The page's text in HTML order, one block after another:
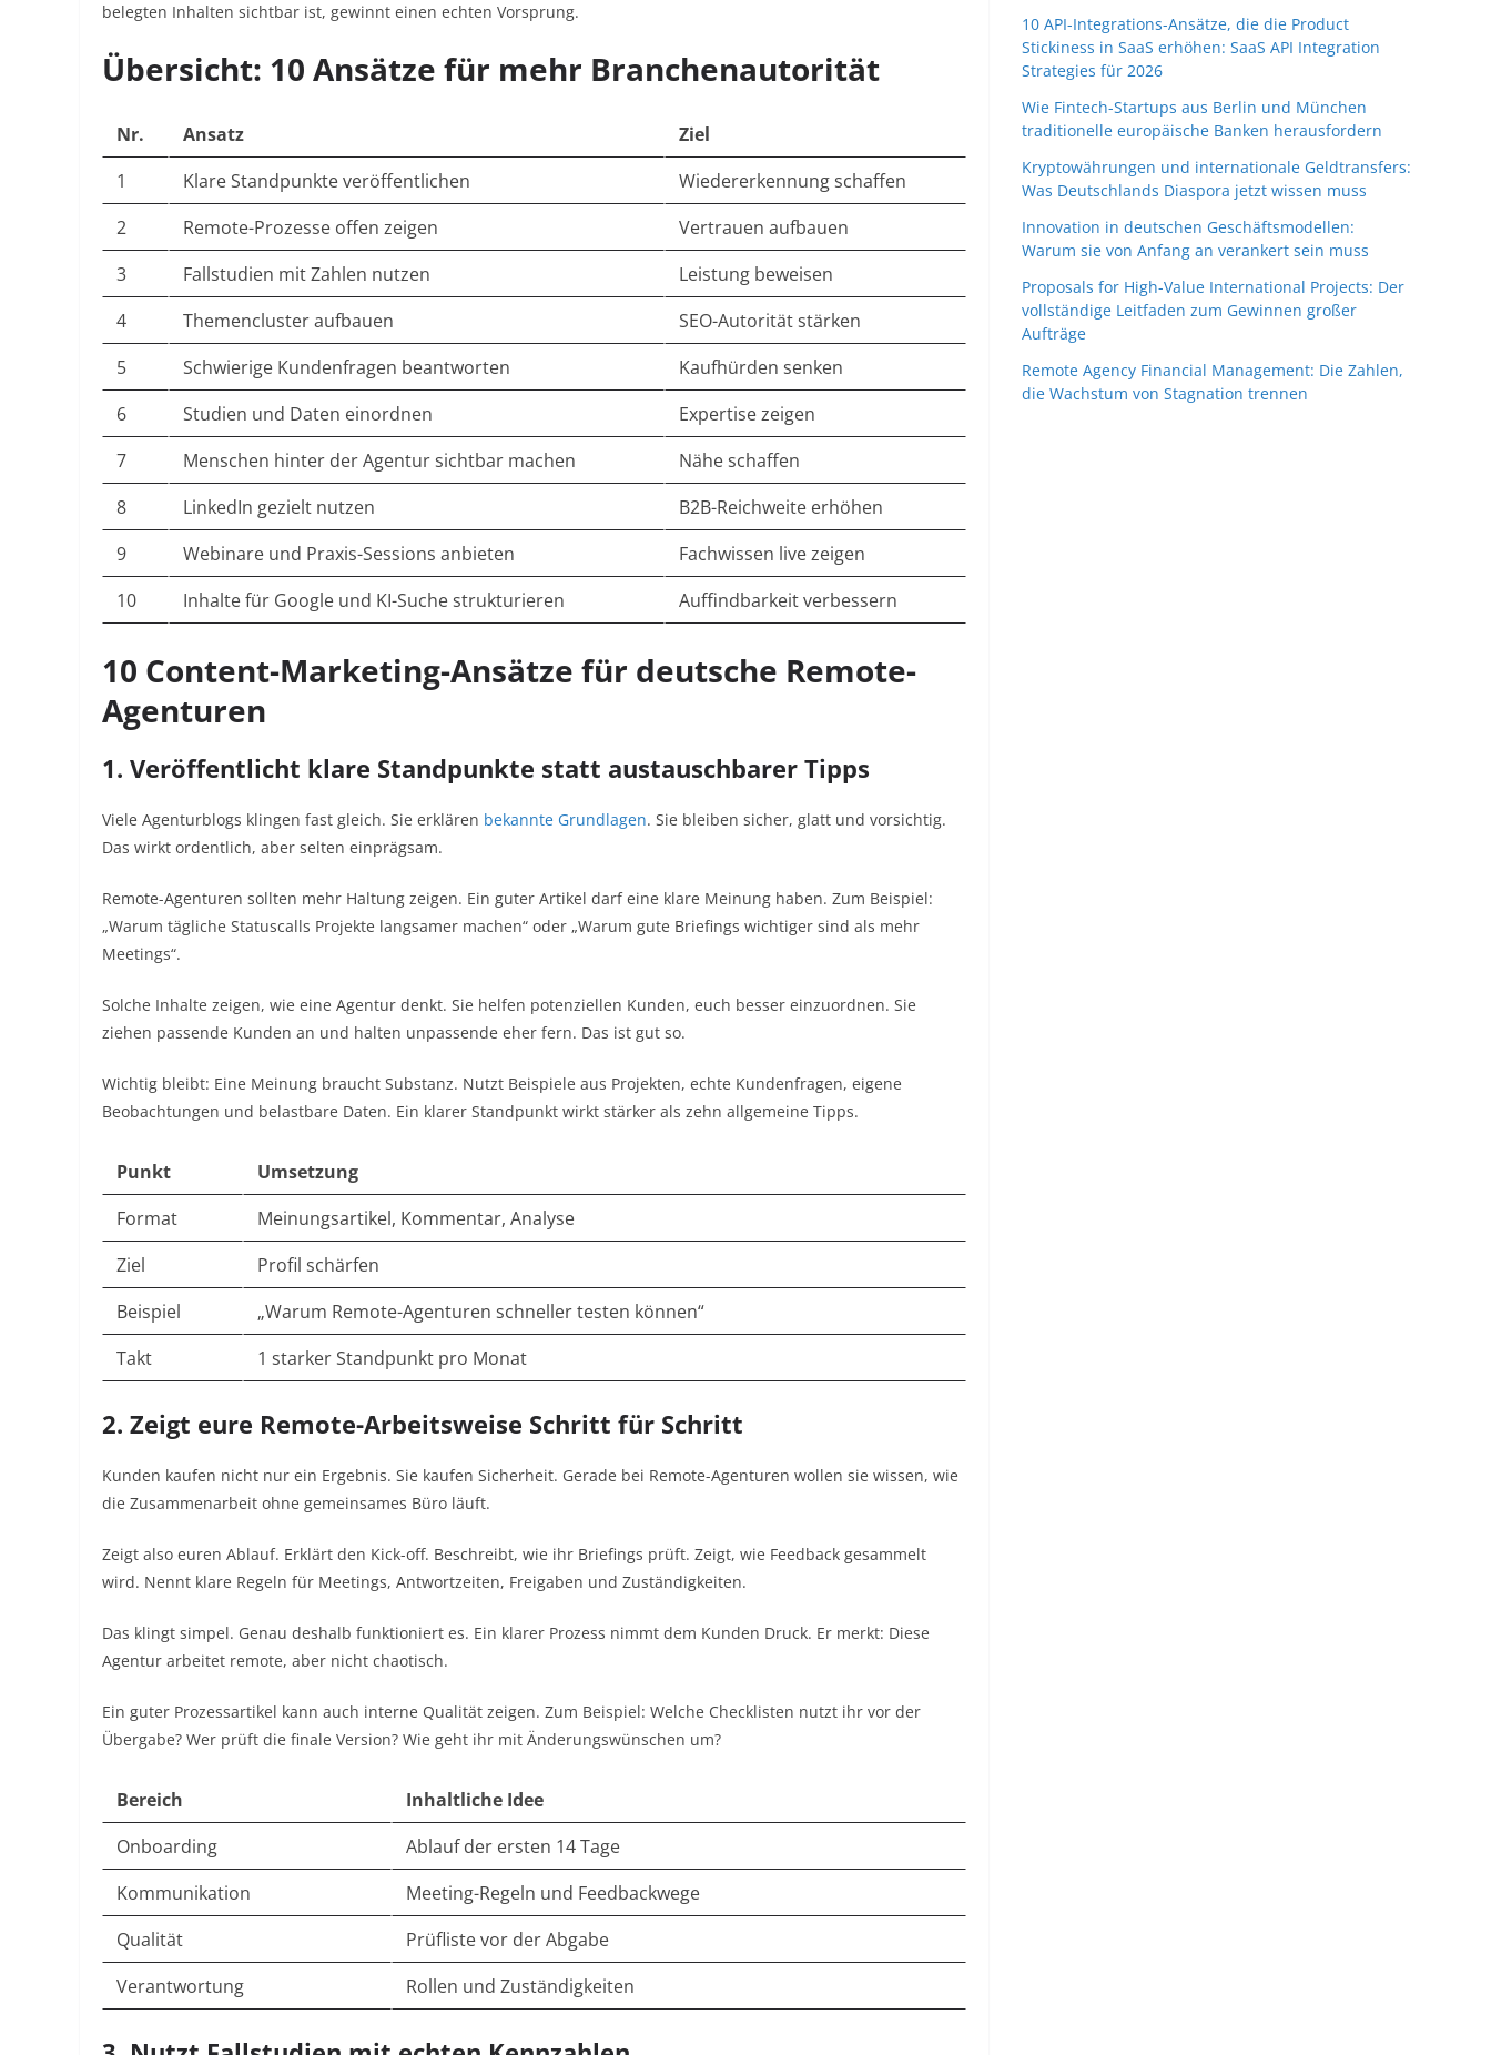
belegten Inhalten sichtbar ist, gewinnt einen echten Vorsprung.
Übersicht: 10 Ansätze für mehr Branchenautorität
Nr. Ansatz
Ziel
1
Klare Standpunkte veröffentlichen
Wiedererkennung schaffen
2
Remote-Prozesse offen zeigen
Vertrauen aufbauen
3
Fallstudien mit Zahlen nutzen
Leistung beweisen
4
Themencluster aufbauen
SEO-Autorität stärken
5
Schwierige Kundenfragen beantworten
Kaufhürden senken
6
Studien und Daten einordnen
Expertise zeigen
7
Menschen hinter der Agentur sichtbar machen
Nähe schaffen
8
LinkedIn gezielt nutzen
B2B-Reichweite erhöhen
9
Webinare und Praxis-Sessions anbieten
Fachwissen live zeigen
10
Inhalte für Google und KI-Suche strukturieren Auffindbarkeit verbessern
10 Content-Marketing-Ansätze für deutsche Remote-
Agenturen
1. Veröffentlicht klare Standpunkte statt austauschbarer Tipps
Viele Agenturblogs klingen fast gleich. Sie erklären bekannte Grundlagen. Sie bleiben sicher, glatt und vorsichtig.
Das wirkt ordentlich, aber selten einprägsam.
Remote-Agenturen sollten mehr Haltung zeigen. Ein guter Artikel darf eine klare Meinung haben. Zum Beispiel:
„Warum tägliche Statuscalls Projekte langsamer machen“ oder „Warum gute Briefings wichtiger sind als mehr
Meetings“.
Solche Inhalte zeigen, wie eine Agentur denkt. Sie helfen potenziellen Kunden, euch besser einzuordnen. Sie
ziehen passende Kunden an und halten unpassende eher fern. Das ist gut so.
Wichtig bleibt: Eine Meinung braucht Substanz. Nutzt Beispiele aus Projekten, echte Kundenfragen, eigene
Beobachtungen und belastbare Daten. Ein klarer Standpunkt wirkt stärker als zehn allgemeine Tipps.
Punkt
Umsetzung
Format
Meinungsartikel, Kommentar, Analyse
Ziel
Profil schärfen
Beispiel
„Warum Remote-Agenturen schneller testen können“
Takt
1 starker Standpunkt pro Monat
2. Zeigt eure Remote-Arbeitsweise Schritt für Schritt
Kunden kaufen nicht nur ein Ergebnis. Sie kaufen Sicherheit. Gerade bei Remote-Agenturen wollen sie wissen, wie
die Zusammenarbeit ohne gemeinsames Büro läuft.
Zeigt also euren Ablauf. Erklärt den Kick-off. Beschreibt, wie ihr Briefings prüft. Zeigt, wie Feedback gesammelt
wird. Nennt klare Regeln für Meetings, Antwortzeiten, Freigaben und Zuständigkeiten.
Das klingt simpel. Genau deshalb funktioniert es. Ein klarer Prozess nimmt dem Kunden Druck. Er merkt: Diese
Agentur arbeitet remote, aber nicht chaotisch.
Ein guter Prozessartikel kann auch interne Qualität zeigen. Zum Beispiel: Welche Checklisten nutzt ihr vor der
Übergabe? Wer prüft die finale Version? Wie geht ihr mit Änderungswünschen um?
Bereich
Inhaltliche Idee
Onboarding
Ablauf der ersten 14 Tage
Kommunikation
Meeting-Regeln und Feedbackwege
Qualität
Prüfliste vor der Abgabe
Verantwortung
Rollen und Zuständigkeiten
10 API-Integrations-Ansätze, die die Product
Stickiness in SaaS erhöhen: SaaS API Integration
Strategies für 2026
Wie Fintech-Startups aus Berlin und München
traditionelle europäische Banken herausfordern
Kryptowährungen und internationale Geldtransfers:
Was Deutschlands Diaspora jetzt wissen muss
Innovation in deutschen Geschäftsmodellen:
Warum sie von Anfang an verankert sein muss
Proposals for High-Value International Projects: Der
vollständige Leitfaden zum Gewinnen großer
Aufträge
Remote Agency Financial Management: Die Zahlen,
die Wachstum von Stagnation trennen